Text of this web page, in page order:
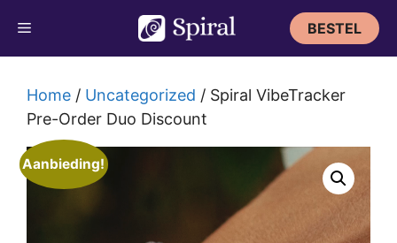
naar
de
BESTEL
Home / Uncategorized / Spiral VibeTracker
Pre-Order Duo Discount
Aanbieding!